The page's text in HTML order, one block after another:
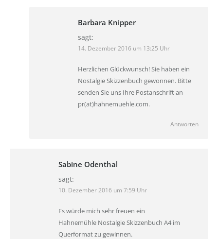
Barbara Knipper
sagt:
14. Dezember 2016 um 13:25 Uhr
Herzlichen Glückwunsch! Sie haben ein
Nostalgie Skizzenbuch gewonnen. Bitte
senden Sie uns Ihre Postanschrift an
pr(at)hahnemuehle.com.
Antworten
Sabine Odenthal
sagt:
10. Dezember 2016 um 7:59 Uhr
Es würde mich sehr freuen ein
Hahnemühle Nostalgie Skizzenbuch A4 im
Querformat zu gewinnen.